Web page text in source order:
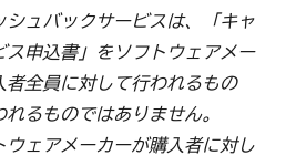
ュバックサービスは、「キャ
ス申込書」をソフトウェアメー
者全員に対して行われるもの
るものではありません。
ェアメーカーが購入者に対し